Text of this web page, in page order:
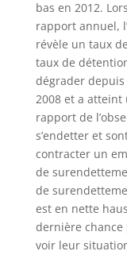
bas en 2012.
rapport annuel,
révèle un taux
taux de
dégrader
2008 et a
rapport de
s’endetter et
contracter un
de
de
est en nette
dernière chance
voir leur